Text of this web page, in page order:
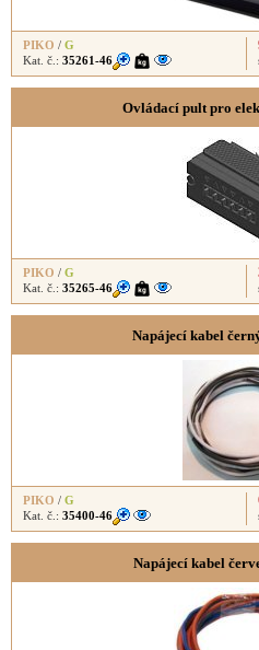
PIKO / G
Kat. č.: 35261-46
Ovládací pult pro
PIKO / G
Kat. č.: 35265-46
Napájecí kabel
PIKO / G
Kat. č.: 35400-46
Napájecí kabel